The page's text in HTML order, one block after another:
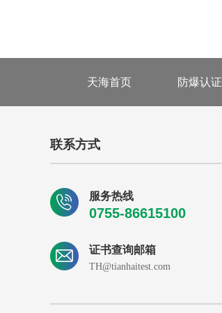
天海首页 防爆认证
联系方式
服务热线
0755-86615100
证书查询邮箱
TH@tianhaitest.com